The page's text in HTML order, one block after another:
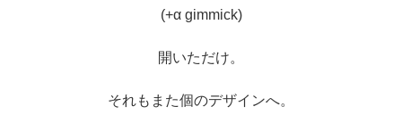
(+α gimmick)
開いただけ。
それもまた個のデザインへ。